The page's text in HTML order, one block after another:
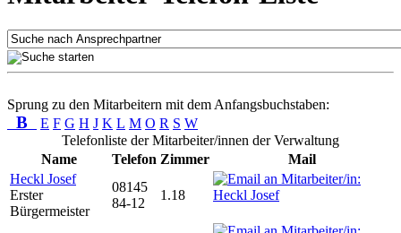
Sprung zu den Mitarbeitern mit dem Anfangsbuchstaben:
B E F G H J K L M O R S W
Telefonliste der Mitarbeiter/innen der Verwaltung
Name
Telefon Zimmer
Mail
Heckl Josef
Erster
Bürgermeister
08145
84-12
1.18